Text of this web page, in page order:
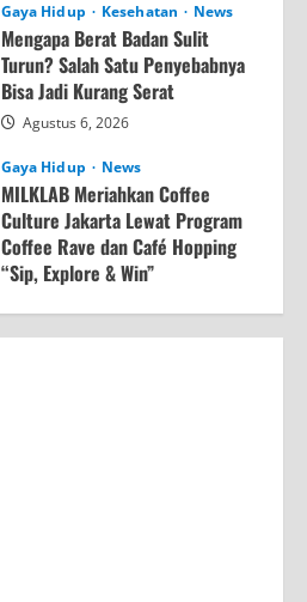
Gaya Hidup
Kesehatan News
Mengapa Berat Badan Sulit
Turun? Salah Satu Penyebabnya
Bisa Jadi Kurang Serat
Agustus 6, 2026
Gaya Hidup News
MILKLAB Meriahkan Coffee
Culture Jakarta Lewat Program
Coffee Rave dan Café Hopping
“Sip, Explore & Win”